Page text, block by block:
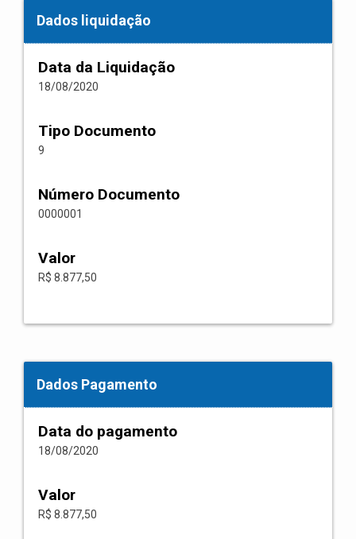
Dados liquidação
Data da Liquidação
18/08/2020
Tipo Documento
9
Número Documento
0000001
Valor
R$ 8.877,50
Dados Pagamento
Data do pagamento
18/08/2020
Valor
R$ 8.877,50